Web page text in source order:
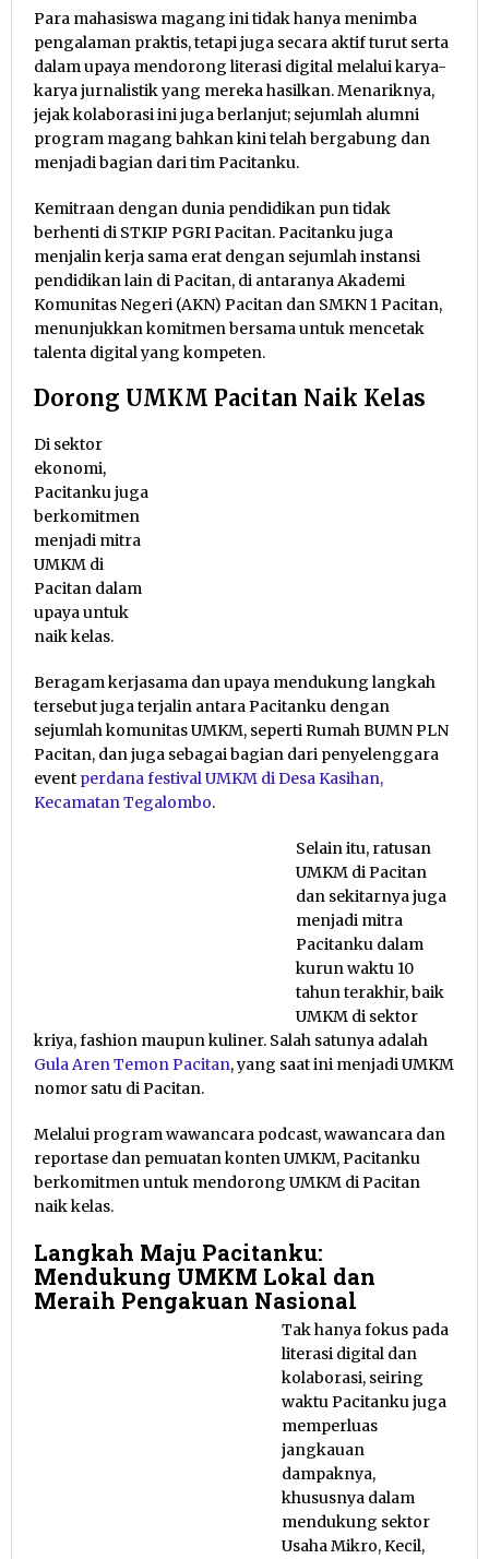
Para mahasiswa magang ini tidak hanya menimba
pengalaman praktis, tetapi juga secara aktif turut serta
dalam upaya mendorong literasi digital melalui karya-
karya jurnalistik yang mereka hasilkan. Menariknya,
jejak kolaborasi ini juga berlanjut; sejumlah alumni
program magang bahkan kini telah bergabung dan
menjadi bagian dari tim Pacitanku.
Kemitraan dengan dunia pendidikan pun tidak
berhenti di STKIP PGRI Pacitan. Pacitanku juga
menjalin kerja sama erat dengan sejumlah instansi
pendidikan lain di Pacitan, di antaranya Akademi
Komunitas Negeri (AKN) Pacitan dan SMKN 1 Pacitan,
menunjukkan komitmen bersama untuk mencetak
talenta digital yang kompeten.
Dorong UMKM Pacitan Naik Kelas
Di sektor
ekonomi,
Pacitanku juga
berkomitmen
menjadi mitra
UMKM di
Pacitan dalam
upaya untuk
naik kelas.
Beragam kerjasama dan upaya mendukung langkah
tersebut juga terjalin antara Pacitanku dengan
sejumlah komunitas UMKM, seperti Rumah BUMN PLN
Pacitan, dan juga sebagai bagian dari penyelenggara
event perdana festival UMKM di Desa Kasihan,
Kecamatan Tegalombo.
Selain itu, ratusan
UMKM di Pacitan
dan sekitarnya juga
menjadi mitra
Pacitanku dalam
kurun waktu 10
tahun terakhir, baik
UMKM di sektor
kriya, fashion maupun kuliner. Salah satunya adalah
Gula Aren Temon Pacitan, yang saat ini menjadi UMKM
nomor satu di Pacitan.
Melalui program wawancara podcast, wawancara dan
reportase dan pemuatan konten UMKM, Pacitanku
berkomitmen untuk mendorong UMKM di Pacitan
naik kelas.
Langkah Maju Pacitanku:
Mendukung UMKM Lokal dan
Meraih Pengakuan Nasional
Tak hanya fokus pada
literasi digital dan
kolaborasi, seiring
waktu Pacitanku juga
memperluas
jangkauan
dampaknya,
khususnya dalam
mendukung sektor
Usaha Mikro, Kecil,